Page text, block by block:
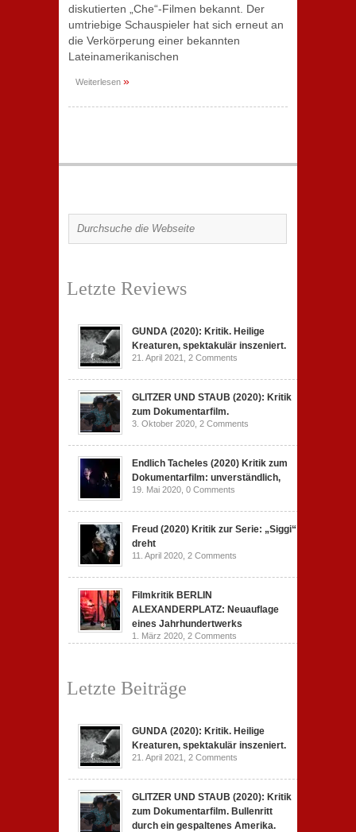
diskutierten „Che“-Filmen bekannt. Der
umtriebige Schauspieler hat sich erneut an
die Verkörperung einer bekannten
Lateinamerikanischen
Weiterlesen »
Letzte Reviews
GUNDA (2020): Kritik. Heilige
Kreaturen, spektakulär inszeniert.
21. April 2021, 2 Comments
GLITZER UND STAUB (2020): Kritik
zum Dokumentarfilm.
3. Oktober 2020, 2 Comments
Endlich Tacheles (2020) Kritik zum
Dokumentarfilm: unverständlich,
19. Mai 2020, 0 Comments
Freud (2020) Kritik zur Serie: „Siggi“
dreht
11. April 2020, 2 Comments
Filmkritik BERLIN
ALEXANDERPLATZ: Neuauflage
eines Jahrhundertwerks
1. März 2020, 2 Comments
Letzte Beiträge
GUNDA (2020): Kritik. Heilige
Kreaturen, spektakulär inszeniert.
21. April 2021, 2 Comments
GLITZER UND STAUB (2020): Kritik
zum Dokumentarfilm. Bullenritt
durch ein gespaltenes Amerika.